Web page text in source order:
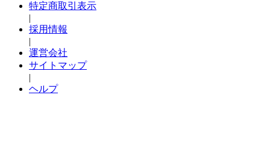
特定商取引表示
|
採用情報
|
運営会社
サイトマップ
|
ヘルプ